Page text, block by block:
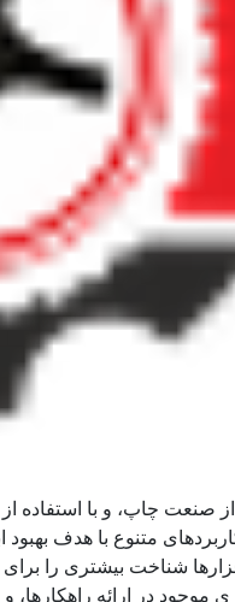
صنعت چاپ، و با
متنوع با هدف
شناخت بیشتری را
در ارائه